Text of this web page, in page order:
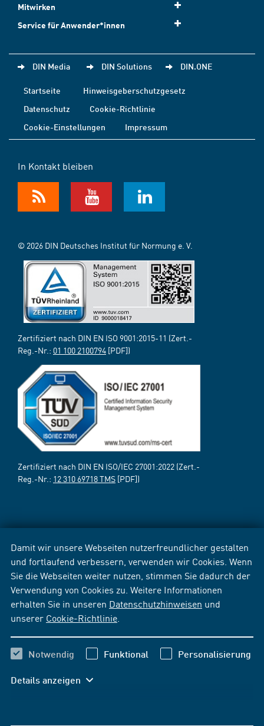
Damit wir unsere Webseiten nutzerfreundlicher gestalten
und fortlaufend verbessern, verwenden wir Cookies. Wenn
Sie die Webseiten weiter nutzen, stimmen Sie dadurch der
Verwendung von Cookies zu. Weitere Informationen
erhalten Sie in unseren Datenschutzhinweisen und
unserer Cookie-Richtlinie
Notwendig Funktional Personalisierung
Details anzeigen
Mitwirken
Service für Anwender*innen
DIN Media DIN Solutions DIN.ONE
Startseite
Hinweisgeberschutzgesetz
Datenschutz
Cookie-Richtlinie
Cookie-Einstellungen
Impressum
In Kontakt bleiben
© 2026 DIN Deutsches Institut für Normung e. V.
Zertifiziert nach DIN EN ISO 9001:2015-11 (Zert.-
Reg.-Nr.: 01 100 2100794 [PDF])
Zertifiziert nach DIN EN ISO/IEC 27001:2022 (Zert.-
Reg.-Nr.: 12 310 69718 TMS [PDF])